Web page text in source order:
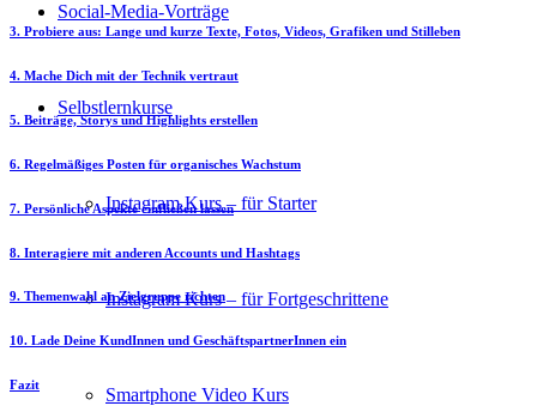
Social-Media-Vorträge
Selbstlernkurse
Instagram Kurs – für Starter
Instagram Kurs – für Fortgeschrittene
Smartphone Video Kurs
3. Probiere aus: Lange und kurze Texte, Fotos, Videos, Grafiken und Stilleben
4. Mache Dich mit der Technik vertraut
5. Beiträge, Storys und Highlights erstellen
6. Regelmäßiges Posten für organisches Wachstum
7. Persönliche Aspekte einfließen lassen
8. Interagiere mit anderen Accounts und Hashtags
9. Themenwahl an Zielgruppe richten
10. Lade Deine KundInnen und GeschäftspartnerInnen ein
Fazit